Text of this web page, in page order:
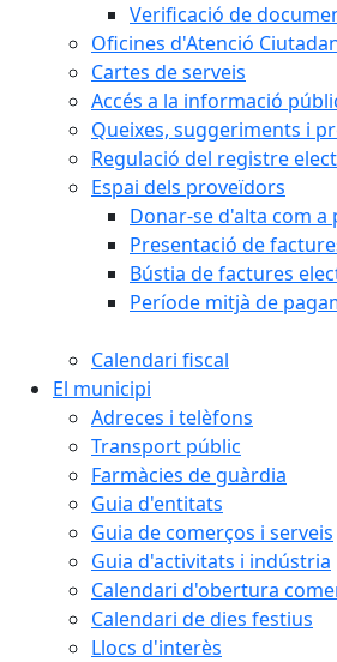
Verificació de
Oficines d'Atenció
Cartes de serveis
Accés a la informació
Queixes, suggeriments i
Regulació del registre
Espai dels proveïdors
Donar-se d'alta com
Presentació de
Bústia de factures
Període mitjà de
Calendari fiscal
El municipi
Adreces i telèfons
Transport públic
Farmàcies de guàrdia
Guia d'entitats
Guia de comerços i serveis
Guia d'activitats i indústria
Calendari d'obertura
Calendari de dies festius
Llocs d'interès